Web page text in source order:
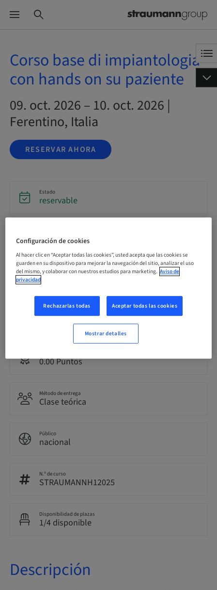
Corso base di impiantologia
con hands on su paziente
09. oct. 2026 – 10. oct. 2026 |
Ferentino, Italia
RESERVAR AHORA
Estado
reservable
10. oct. 2026 (UTC+1)
Precio por participante (se aplican impuestos locales)
EUR 1200.00
0.00 Puntos
Método de entrega
Clase teórica
Público
nacional
N.º de curso
STRAUMANNH12025
Disponibilidad de plazas
1/4 disponible
Descripción
Configuración de cookies
Al hacer clic en “Aceptar todas las cookies”, usted acepta que las cookies se
guarden en su dispositivo para mejorar la navegación del sitio, analizar el uso
del mismo, y colaborar con nuestros estudios para marketing. Aviso de
privacidad
Rechazarlas todas Aceptar todas las cookies
Mostrar detalles